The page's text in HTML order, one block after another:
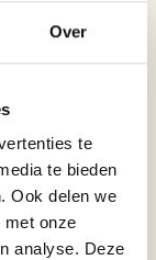
Over
te
te bieden
Ook delen we
met onze
analyse. Deze
Hier
een rond
in het midden
Deze
afstromende